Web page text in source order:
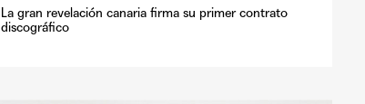
La gran revelación canaria firma su primer contrato
discográfico